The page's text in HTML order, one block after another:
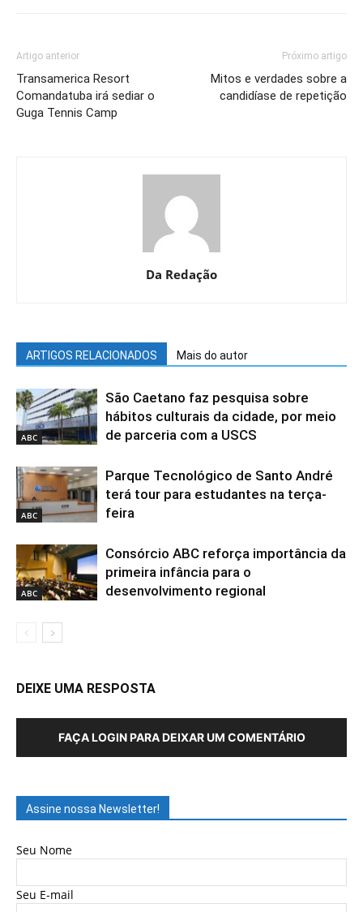
Artigo anterior
Transamerica Resort
Comandatuba irá sediar o
Guga Tennis Camp
Próximo artigo
Mitos e verdades sobre a
candidíase de repetição
Da Redação
ARTIGOS RELACIONADOS Mais do autor
ABC
São Caetano faz pesquisa sobre
hábitos culturais da cidade, por meio
de parceria com a USCS
ABC
Parque Tecnológico de Santo André
terá tour para estudantes na terça-
feira
ABC
Consórcio ABC reforça importância da
primeira infância para o
desenvolvimento regional
DEIXE UMA RESPOSTA
FAÇA LOGIN PARA DEIXAR UM COMENTÁRIO
Assine nossa Newsletter!
Seu Nome
Seu E-mail